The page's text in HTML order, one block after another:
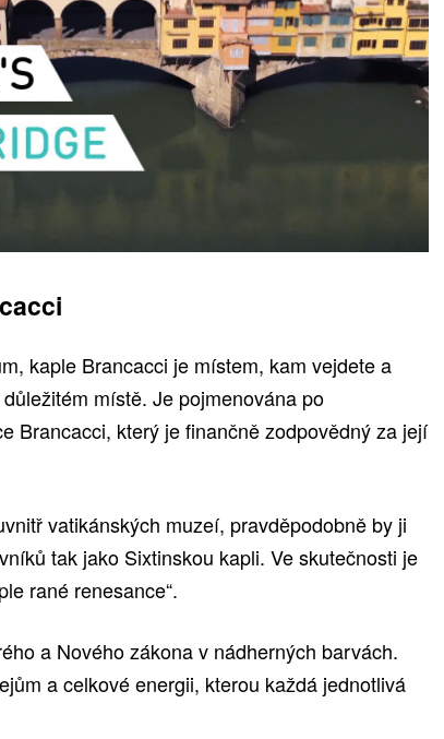
kaple Brancacci je místem, kam vejdete a
místě. Je pojmenována po
Brancacci, který je finančně zodpovědný za její
vatikánských muzeí, pravděpodobně by ji
tak jako Sixtinskou kapli. Ve skutečnosti je
rané renesance“.
a Nového zákona v nádherných barvách.
a celkové energii, kterou každá jednotlivá